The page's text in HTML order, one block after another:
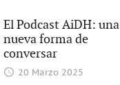
El Podcast AiDH: una
nueva forma de
conversar
20 Marzo 2025